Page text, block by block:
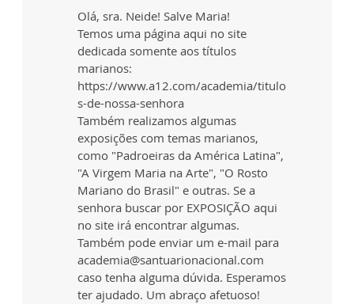
Olá, sra. Neide! Salve Maria!
Temos uma página aqui no site
dedicada somente aos títulos
marianos:
https://www.a12.com/academia/titulo
s-de-nossa-senhora
Também realizamos algumas
exposições com temas marianos,
como "Padroeiras da América Latina",
"A Virgem Maria na Arte", "O Rosto
Mariano do Brasil" e outras. Se a
senhora buscar por EXPOSIÇÃO aqui
no site irá encontrar algumas.
Também pode enviar um e-mail para
academia@santuarionacional.com
caso tenha alguma dúvida. Esperamos
ter ajudado. Um abraço afetuoso!